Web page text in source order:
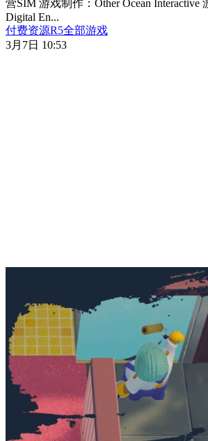
营SIM 游戏制作：Other Ocean Interactive
Digital En...
付费资源R5全部游戏
3月7日 10:53